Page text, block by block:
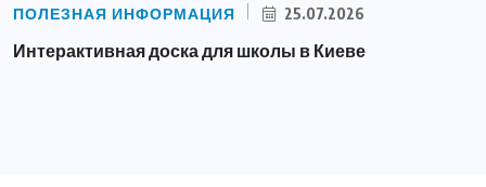
ПОЛЕЗНАЯ ИНФОРМАЦИЯ 25.07.2026
Интерактивная доска для школы в Киеве